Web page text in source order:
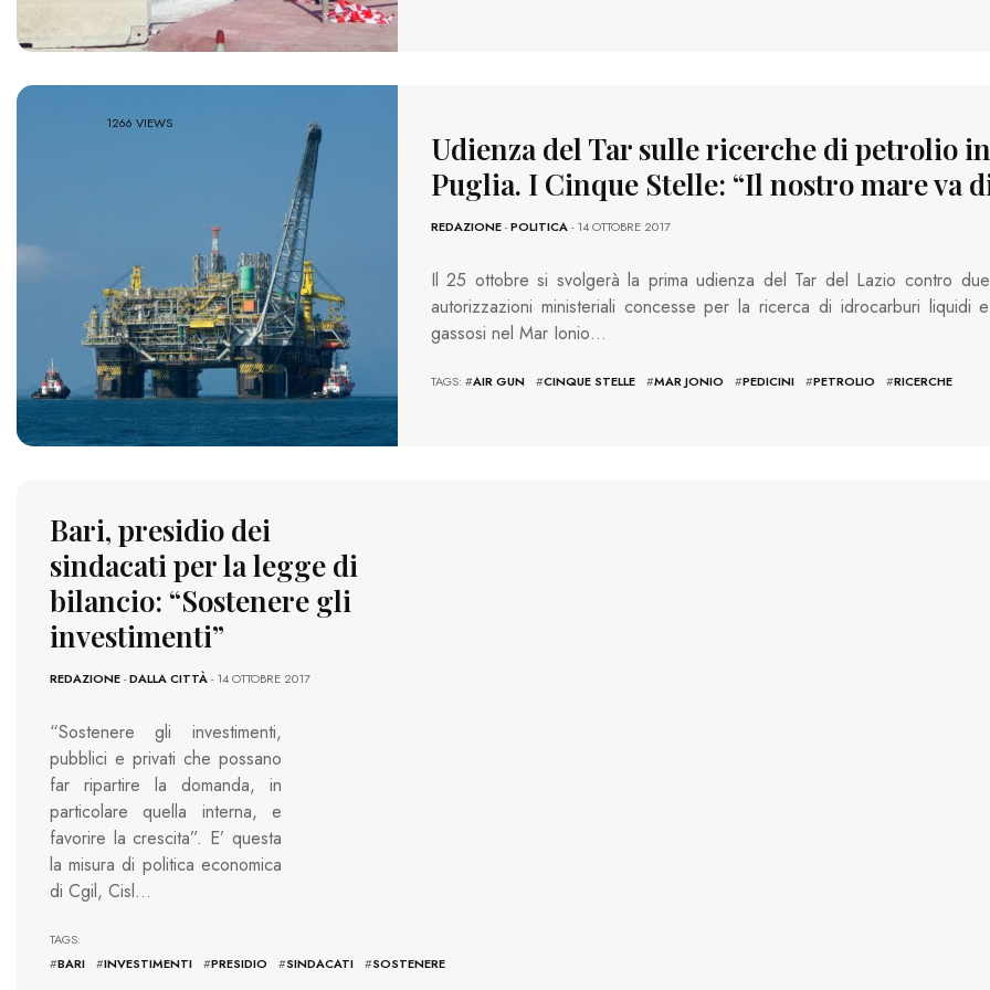
1266 VIEWS
Udienza del Tar sulle ricerche di petrolio in
Puglia. I Cinque Stelle: “Il nostro mare va
REDAZIONE-POLITICA- 14 OTTOBRE 2017
Il 25 ottobre si svolgerà la prima udienza del Tar del Lazio contro due
autorizzazioni ministeriali concesse per la ricerca di idrocarburi liquidi e
gassosi nel Mar Ionio…
TAGS: #AIR GUN #CINQUE STELLE #MAR JONIO #PEDICINI #PETROLIO #RICERCHE
Bari, presidio dei
sindacati per la legge di
bilancio: “Sostenere gli
investimenti”
REDAZIONE-DALLA CITTÀ- 14 OTTOBRE 2017
“Sostenere gli investimenti,
pubblici e privati che possano
far ripartire la domanda, in
particolare quella interna, e
favorire la crescita”. E’ questa
la misura di politica economica
di Cgil, Cisl…
TAGS:
#BARI #INVESTIMENTI #PRESIDIO #SINDACATI #SOSTENERE